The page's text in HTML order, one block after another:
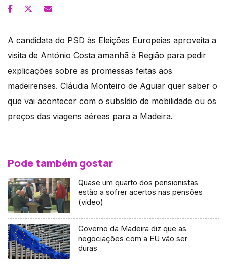
A candidata do PSD às Eleições Europeias aproveita a
visita de António Costa amanhã à Região para pedir
explicações sobre as promessas feitas aos
madeirenses. Cláudia Monteiro de Aguiar quer saber o
que vai acontecer com o subsídio de mobilidade ou os
preços das viagens aéreas para a Madeira.
Pode também gostar
Quase um quarto dos pensionistas
estão a sofrer acertos nas pensões
(vídeo)
Governo da Madeira diz que as
negociações com a EU vão ser
duras